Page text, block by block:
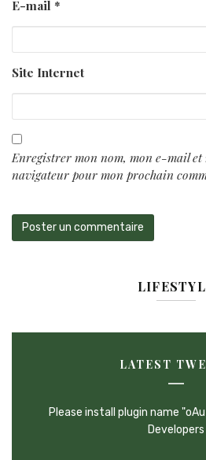
E-mail *
Site Internet
Enregistrer mon nom, mon e-mail et
navigateur pour mon prochain
LATEST
Please install plugin name
Developers